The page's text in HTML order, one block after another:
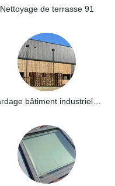
Nettoyage de terrasse 91